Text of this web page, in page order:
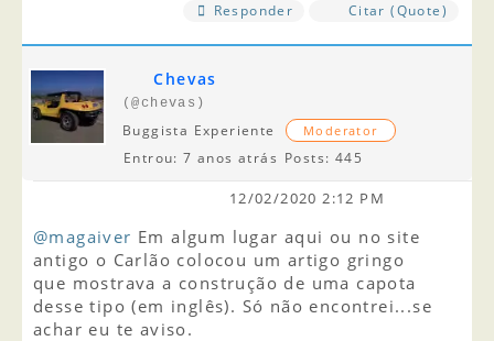
Responder Citar (Quote)
Chevas
(@chevas)
Buggista Experiente Moderator
Entrou: 7 anos atrás Posts: 445
12/02/2020 2:12 PM
@magaiver Em algum lugar aqui ou no site
antigo o Carlão colocou um artigo gringo
que mostrava a construção de uma capota
desse tipo (em inglês). Só não encontrei...se
achar eu te aviso.